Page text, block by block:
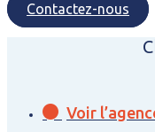
Contactez-nous
Voir